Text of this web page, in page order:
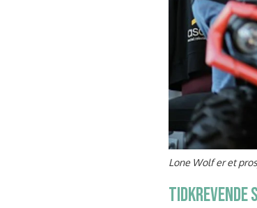
Lone Wolf er et
TIDKREVENDE